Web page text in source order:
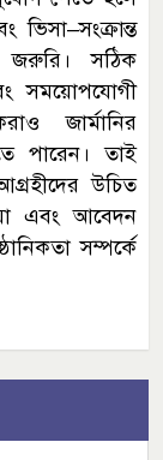
ভিসা–সংক্রান্ত
জরুরি। সঠিক
সময়োপযোগী
জার্মানির
পারেন। তাই
উচিত
এবং আবেদন
সম্পর্কে